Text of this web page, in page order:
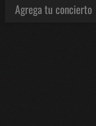
Agrega tu concierto